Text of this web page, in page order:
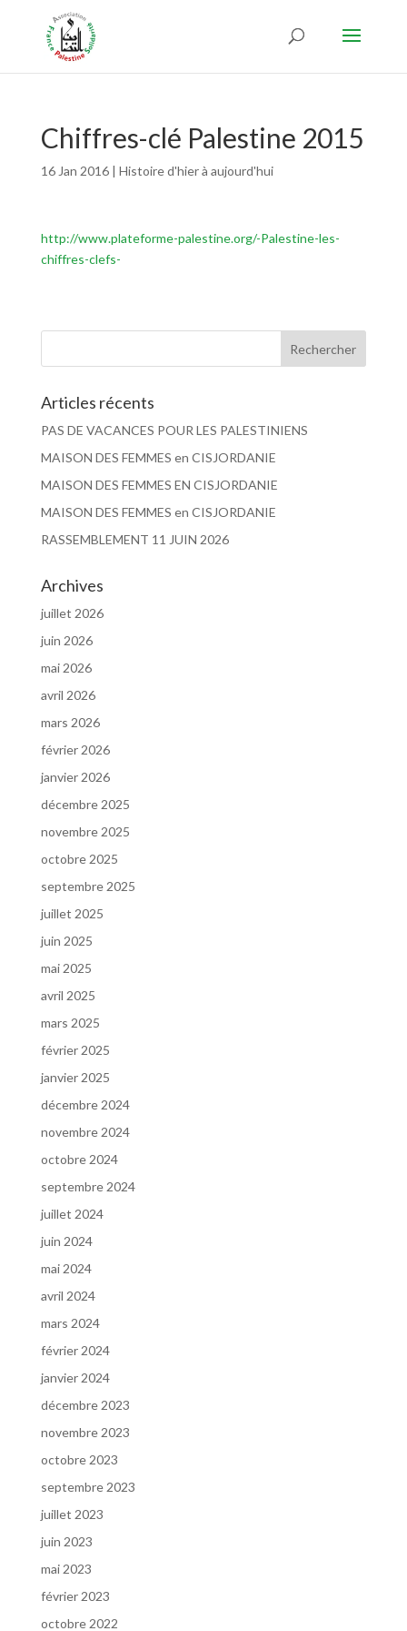
Chiffres-clé Palestine 2015
16 Jan 2016| Histoire d'hier à aujourd'hui
http://www.plateforme-palestine.org/-Palestine-les-
chiffres-clefs-
Articles récents
PAS DE VACANCES POUR LES PALESTINIENS
MAISON DES FEMMES en CISJORDANIE
MAISON DES FEMMES EN CISJORDANIE
MAISON DES FEMMES en CISJORDANIE
RASSEMBLEMENT 11 JUIN 2026
Archives
juillet 2026
juin 2026
mai 2026
avril 2026
mars 2026
février 2026
janvier 2026
décembre 2025
novembre 2025
octobre 2025
septembre 2025
juillet 2025
juin 2025
mai 2025
avril 2025
mars 2025
février 2025
janvier 2025
décembre 2024
novembre 2024
octobre 2024
septembre 2024
juillet 2024
juin 2024
mai 2024
avril 2024
mars 2024
février 2024
janvier 2024
décembre 2023
novembre 2023
octobre 2023
septembre 2023
juillet 2023
juin 2023
mai 2023
février 2023
octobre 2022